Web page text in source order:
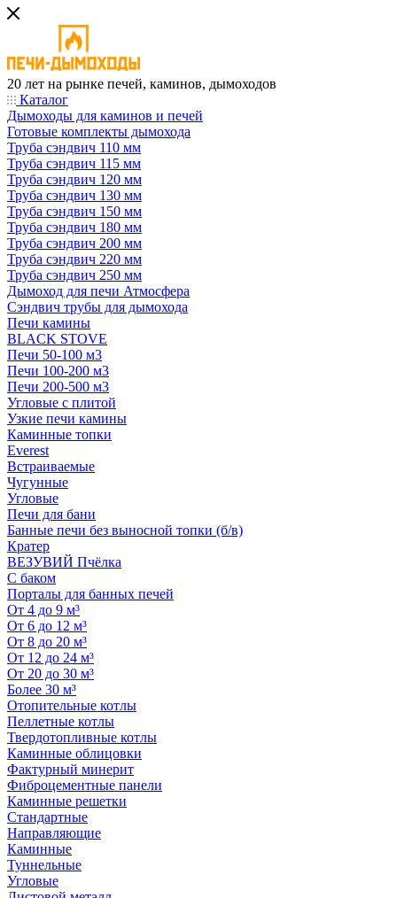
20 лет на рынке печей, каминов, дымоходов
Каталог
Дымоходы для каминов и печей
Готовые комплекты дымохода
Труба сэндвич 110 мм
Труба сэндвич 115 мм
Труба сэндвич 120 мм
Труба сэндвич 130 мм
Труба сэндвич 150 мм
Труба сэндвич 180 мм
Труба сэндвич 200 мм
Труба сэндвич 220 мм
Труба сэндвич 250 мм
Дымоход для печи Атмосфера
Сэндвич трубы для дымохода
Печи камины
BLACK STOVE
Печи 50-100 м3
Печи 100-200 м3
Печи 200-500 м3
Угловые с плитой
Узкие печи камины
Каминные топки
Everest
Встраиваемые
Чугунные
Угловые
Печи для бани
Банные печи без выносной топки (б/в)
Кратер
ВЕЗУВИЙ Пчёлка
С баком
Порталы для банных печей
От 4 до 9 м³
От 6 до 12 м³
От 8 до 20 м³
От 12 до 24 м³
От 20 до 30 м³
Более 30 м³
Отопительные котлы
Пеллетные котлы
Твердотопливные котлы
Каминные облицовки
Фактурный минерит
Фиброцементные панели
Каминные решетки
Стандартные
Направляющие
Каминные
Туннельные
Угловые